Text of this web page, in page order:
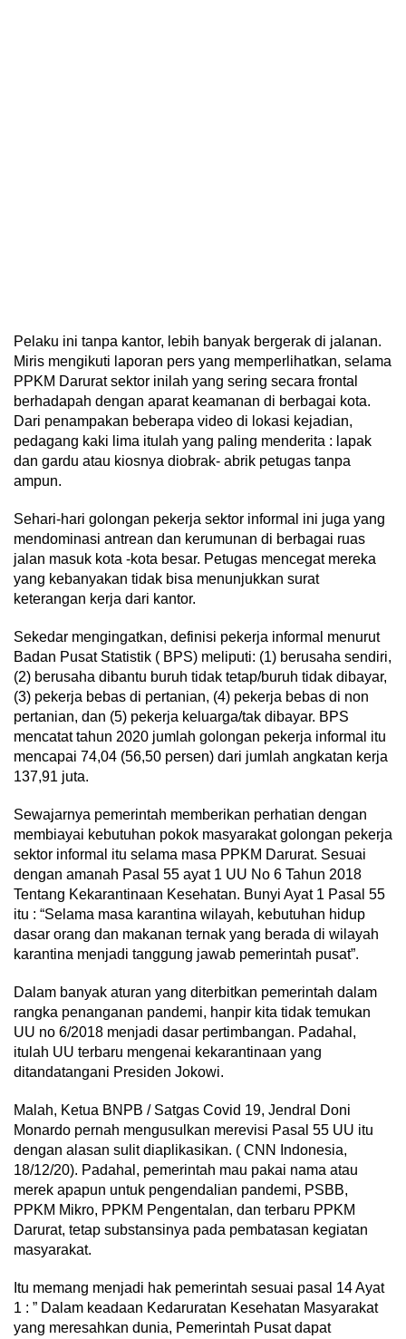
Pelaku ini tanpa kantor, lebih banyak bergerak di jalanan.
Miris mengikuti laporan pers yang memperlihatkan, selama
PPKM Darurat sektor inilah yang sering secara frontal
berhadapah dengan aparat keamanan di berbagai kota.
Dari penampakan beberapa video di lokasi kejadian,
pedagang kaki lima itulah yang paling menderita : lapak
dan gardu atau kiosnya diobrak- abrik petugas tanpa
ampun.
Sehari-hari golongan pekerja sektor informal ini juga yang
mendominasi antrean dan kerumunan di berbagai ruas
jalan masuk kota -kota besar. Petugas mencegat mereka
yang kebanyakan tidak bisa menunjukkan surat
keterangan kerja dari kantor.
Sekedar mengingatkan, definisi pekerja informal menurut
Badan Pusat Statistik ( BPS) meliputi: (1) berusaha sendiri,
(2) berusaha dibantu buruh tidak tetap/buruh tidak dibayar,
(3) pekerja bebas di pertanian, (4) pekerja bebas di non
pertanian, dan (5) pekerja keluarga/tak dibayar. BPS
mencatat tahun 2020 jumlah golongan pekerja informal itu
mencapai 74,04 (56,50 persen) dari jumlah angkatan kerja
137,91 juta.
Sewajarnya pemerintah memberikan perhatian dengan
membiayai kebutuhan pokok masyarakat golongan pekerja
sektor informal itu selama masa PPKM Darurat. Sesuai
dengan amanah Pasal 55 ayat 1 UU No 6 Tahun 2018
Tentang Kekarantinaan Kesehatan. Bunyi Ayat 1 Pasal 55
itu : “Selama masa karantina wilayah, kebutuhan hidup
dasar orang dan makanan ternak yang berada di wilayah
karantina menjadi tanggung jawab pemerintah pusat”.
Dalam banyak aturan yang diterbitkan pemerintah dalam
rangka penanganan pandemi, hanpir kita tidak temukan
UU no 6/2018 menjadi dasar pertimbangan. Padahal,
itulah UU terbaru mengenai kekarantinaan yang
ditandatangani Presiden Jokowi.
Malah, Ketua BNPB / Satgas Covid 19, Jendral Doni
Monardo pernah mengusulkan merevisi Pasal 55 UU itu
dengan alasan sulit diaplikasikan. ( CNN Indonesia,
18/12/20). Padahal, pemerintah mau pakai nama atau
merek apapun untuk pengendalian pandemi, PSBB,
PPKM Mikro, PPKM Pengentalan, dan terbaru PPKM
Darurat, tetap substansinya pada pembatasan kegiatan
masyarakat.
Itu memang menjadi hak pemerintah sesuai pasal 14 Ayat
1 : ” Dalam keadaan Kedaruratan Kesehatan Masyarakat
yang meresahkan dunia, Pemerintah Pusat dapat